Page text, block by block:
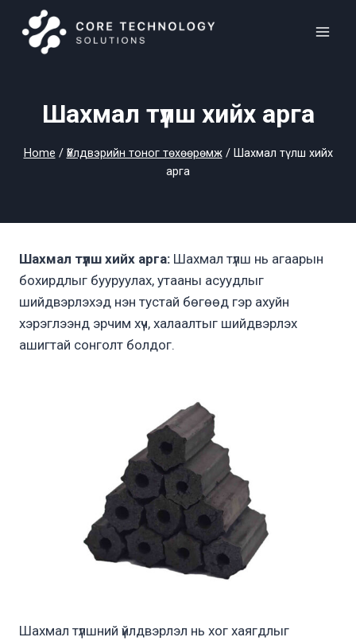
content
Шахмал түлш хийх арга
Home / Үйлдвэрийн тоног төхөөрөмж / Шахмал түлш хийх
арга
Шахмал түлш хийх арга: Шахмал түлш нь агаарын
бохирдлыг бууруулах, утааны асуудлыг
шийдвэрлэхэд нэн тустай бөгөөд гэр ахуйн
хэрэглээнд эрчим хүч, халаалтыг шийдвэрлэх
ашигтай сонголт болдог.
Шахмал түлшний үйлдвэрлэл нь хог хаягдлыг